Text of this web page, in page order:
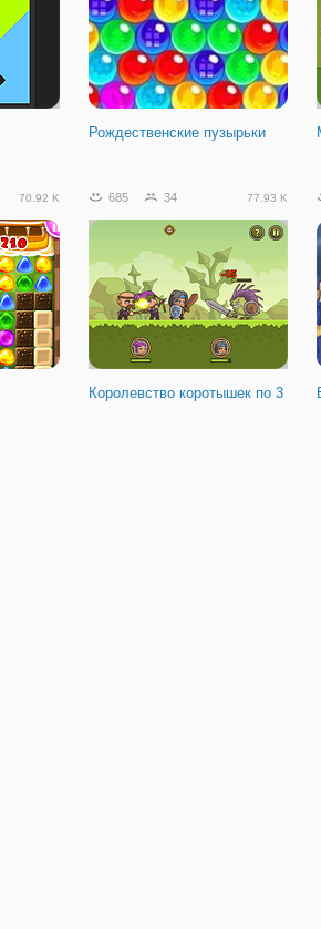
Рождественские пузырьки
70.92 K 685 34 77.93 K
Королевство коротышек по 3